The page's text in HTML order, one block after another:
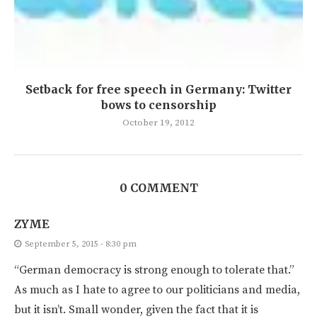
Setback for free speech in Germany: Twitter
bows to censorship
October 19, 2012
0 COMMENT
ZYME
September 5, 2015 - 8:30 pm
“German democracy is strong enough to tolerate that.”
As much as I hate to agree to our politicians and media,
but it isn’t. Small wonder, given the fact that it is